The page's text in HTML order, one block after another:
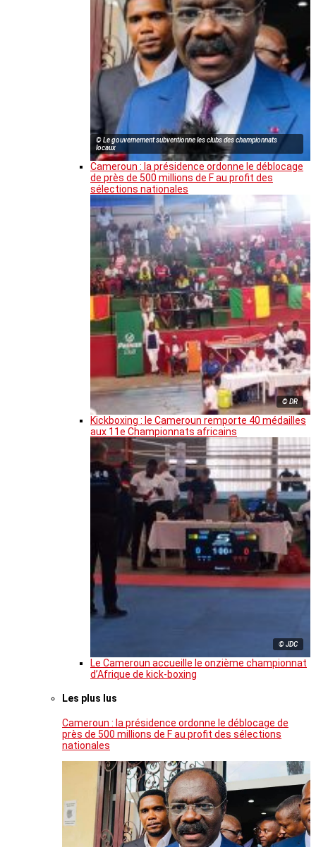
© Le gouvernement subventionne les clubs des championnats
locaux
Cameroun : la présidence ordonne le déblocage
de près de 500 millions de F au profit des
sélections nationales
© DR
Kickboxing : le Cameroun remporte 40 médailles
aux 11e Championnats africains
© JDC
Le Cameroun accueille le onzième championnat
d’Afrique de kick-boxing
Les plus lus
Cameroun : la présidence ordonne le déblocage de
près de 500 millions de F au profit des sélections
nationales